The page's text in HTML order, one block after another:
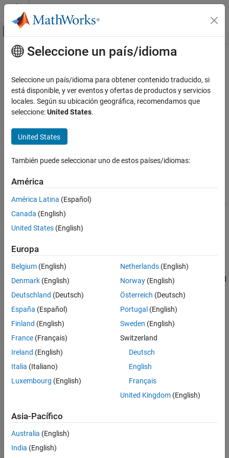
Saltar al contenido
Mostrar/ocultar menú de navegación
Inicio de Documentación
Parallel Computing Toolbox
Big Data Processing
subsasgn
Description
Version History
See Also
Contenido principal
subsasgn
Subscripted assignment for Composite
Syntax
C(1:end) = {B}
C{i} = B
Description
subsasgnassigns remote values to Composite objects. The values
reside on the workers in the current parallel pool.
C(1:end) = {B}sets all entries ofCto the valueB.
C([i1,i2]) = {B1,B2} assigns different values on workers and
C{i} = Bsets the entry of on workerito the value
Version History
Introduced in R2008b
See Also
Seleccione un país/idioma
Seleccione un país/idioma para obtener contenido traducido, si
está disponible, y ver eventos y ofertas de productos y servicios
locales. Según su ubicación geográfica, recomendamos que
seleccione:United States.
United States
También puede seleccionar uno de estos países/idiomas:
América
América Latina (Español)
Canada (English)
United States (English)
Europa
Belgium (English)
Denmark (English)
Deutschland (Deutsch)
España (Español)
Finland (English)
France (Français)
Ireland (English)
Italia (Italiano)
Luxembourg (English)
Netherlands(English)
Norway(English)
Österreich (Deutsch)
Portugal (English)
Sweden (English)
Switzerland
Deutsch
English
Français
United Kingdom(English)
Asia-Pacífico
Australia (English)
India (English)